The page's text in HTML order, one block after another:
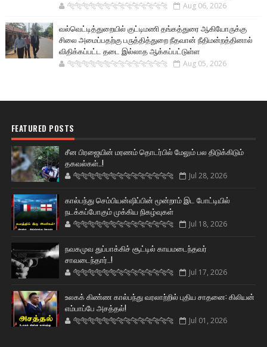
🐅🐅🐅🐅🐅🐅🐆🐆🐆🐆🐆🐆🐆🐆 Aug 06, 2026
வல்வெட்டித்துறையில் குட்டிமணி தங்கத்துரை ஆகியோருக்கு
சிலை அமைப்பதற்கு பருத்தித்துறை நீதவான் நீதிமன்றத்தினால்
விதிக்கப்பட்ட தடை இல்லாத ஆக்கப்பட்டுள்ள
🐅🐅🐅🐅🐅🐅🐆🐆🐆🐆🐆🐆🐆🐆 Aug 05, 2026
FEATURED POSTS
சீன பிரஜையின் மரணம் தொடர்பில் மேலும் பல திடுக்கிடும்
தகவல்கள்..!
🐅🐅🐅🐅🐅🐅🐆🐆🐆🐆🐆🐆🐆🐆 Jul 28, 2026
கால்பந்து செம்பியன்ஷிப்பின் மூன்றாம் இட போட்டியில்
நடக்கப்போகும் முக்கிய நிகழ்வுகள்
🐅🐅🐅🐅🐅🐅🐆🐆🐆🐆🐆🐆🐆🐆 Jul 18, 2026
நவகமுவ துப்பாக்கிச் சூட்டில் காயமடைந்தவர்
சாவடைந்தார்..!
🐅🐅🐅🐅🐅🐅🐆🐆🐆🐆🐆🐆🐆🐆 Jul 17, 2026
உலகக் கிண்ண கால்பந்து வரலாற்றில் புதிய சாதனை: கிலியன்
எம்பாப்பே அசத்தல்!
🐅🐅🐅🐅🐅🐅🐆🐆🐆🐆🐆🐆🐆🐆 Jul 01, 2026